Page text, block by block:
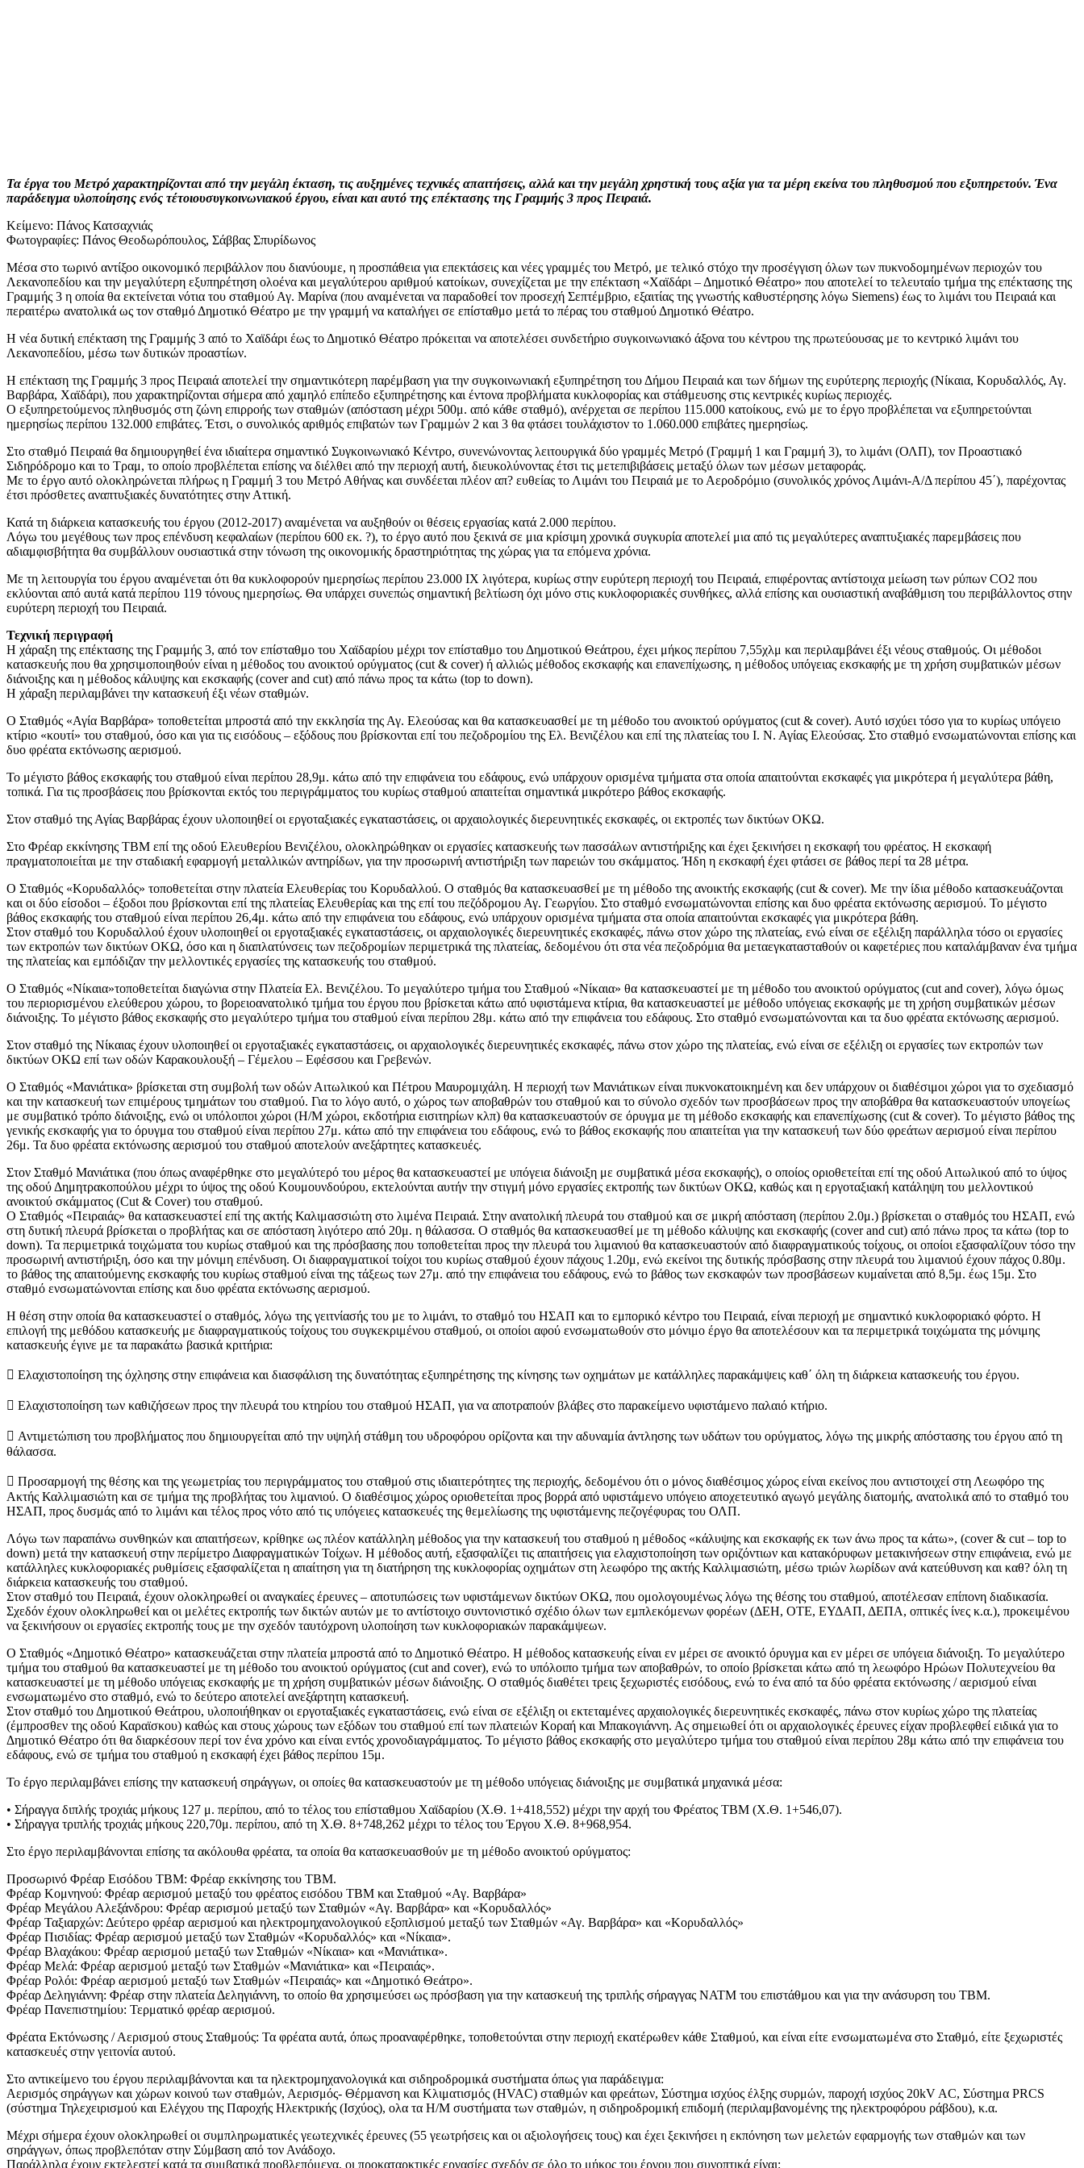
Τα έργα του Μετρό χαρακτηρίζονται από την μεγάλη έκταση, τις αυξημένες τεχνικές απαιτήσεις, αλλά και την μεγάλη χρηστική τους αξία για τα μέρη εκείνα του πληθυσμού που εξυπηρετούν. Ένα
παράδειγμα υλοποίησης ενός τέτοιουσυγκοινωνιακού έργου, είναι και αυτό της επέκτασης της Γραμμής 3 προς Πειραιά.
Κείμενο: Πάνος Κατσαχνιάς
Φωτογραφίες: Πάνος Θεοδωρόπουλος, Σάββας Σπυρίδωνος
Μέσα στο τωρινό αντίξοο οικονομικό περιβάλλον που διανύουμε, η προσπάθεια για επεκτάσεις και νέες γραμμές του Μετρό, με τελικό στόχο την προσέγγιση όλων των πυκνοδομημένων περιοχών του
Λεκανοπεδίου και την μεγαλύτερη εξυπηρέτηση ολοένα και μεγαλύτερου αριθμού κατοίκων, συνεχίζεται με την επέκταση «Χαϊδάρι – Δημοτικό Θέατρο» που αποτελεί το τελευταίο τμήμα της επέκτασης της
Γραμμής 3 η οποία θα εκτείνεται νότια του σταθμού Αγ. Μαρίνα (που αναμένεται να παραδοθεί τον προσεχή Σεπτέμβριο, εξαιτίας της γνωστής καθυστέρησης λόγω Siemens) έως το λιμάνι του Πειραιά και
περαιτέρω ανατολικά ως τον σταθμό Δημοτικό Θέατρο με την γραμμή να καταλήγει σε επίσταθμο μετά το πέρας του σταθμού Δημοτικό Θέατρο.
Η νέα δυτική επέκταση της Γραμμής 3 από το Χαϊδάρι έως το Δημοτικό Θέατρο πρόκειται να αποτελέσει συνδετήριο συγκοινωνιακό άξονα του κέντρου της πρωτεύουσας με το κεντρικό λιμάνι του
Λεκανοπεδίου, μέσω των δυτικών προαστίων.
Η επέκταση της Γραμμής 3 προς Πειραιά αποτελεί την σημαντικότερη παρέμβαση για την συγκοινωνιακή εξυπηρέτηση του Δήμου Πειραιά και των δήμων της ευρύτερης περιοχής (Νίκαια, Κορυδαλλός, Αγ.
Βαρβάρα, Χαϊδάρι), που χαρακτηρίζονται σήμερα από χαμηλό επίπεδο εξυπηρέτησης και έντονα προβλήματα κυκλοφορίας και στάθμευσης στις κεντρικές κυρίως περιοχές.
Ο εξυπηρετούμενος πληθυσμός στη ζώνη επιρροής των σταθμών (απόσταση μέχρι 500μ. από κάθε σταθμό), ανέρχεται σε περίπου 115.000 κατοίκους, ενώ με το έργο προβλέπεται να εξυπηρετούνται
ημερησίως περίπου 132.000 επιβάτες. Έτσι, ο συνολικός αριθμός επιβατών των Γραμμών 2 και 3 θα φτάσει τουλάχιστον το 1.060.000 επιβάτες ημερησίως.
Στο σταθμό Πειραιά θα δημιουργηθεί ένα ιδιαίτερα σημαντικό Συγκοινωνιακό Κέντρο, συνενώνοντας λειτουργικά δύο γραμμές Μετρό (Γραμμή 1 και Γραμμή 3), το λιμάνι (ΟΛΠ), τον Προαστιακό
Σιδηρόδρομο και το Τραμ, το οποίο προβλέπεται επίσης να διέλθει από την περιοχή αυτή, διευκολύνοντας έτσι τις μετεπιβιβάσεις μεταξύ όλων των μέσων μεταφοράς.
Με το έργο αυτό ολοκληρώνεται πλήρως η Γραμμή 3 του Μετρό Αθήνας και συνδέεται πλέον απ? ευθείας το Λιμάνι του Πειραιά με το Αεροδρόμιο (συνολικός χρόνος Λιμάνι-Α/Δ περίπου 45΄), παρέχοντας
έτσι πρόσθετες αναπτυξιακές δυνατότητες στην Αττική.
Κατά τη διάρκεια κατασκευής του έργου (2012-2017) αναμένεται να αυξηθούν οι θέσεις εργασίας κατά 2.000 περίπου.
Λόγω του μεγέθους των προς επένδυση κεφαλαίων (περίπου 600 εκ. ?), το έργο αυτό που ξεκινά σε μια κρίσιμη χρονικά συγκυρία αποτελεί μια από τις μεγαλύτερες αναπτυξιακές παρεμβάσεις που
αδιαμφισβήτητα θα συμβάλλουν ουσιαστικά στην τόνωση της οικονομικής δραστηριότητας της χώρας για τα επόμενα χρόνια.
Με τη λειτουργία του έργου αναμένεται ότι θα κυκλοφορούν ημερησίως περίπου 23.000 ΙΧ λιγότερα, κυρίως στην ευρύτερη περιοχή του Πειραιά, επιφέροντας αντίστοιχα μείωση των ρύπων CO2 που
εκλύονται από αυτά κατά περίπου 119 τόνους ημερησίως. Θα υπάρχει συνεπώς σημαντική βελτίωση όχι μόνο στις κυκλοφοριακές συνθήκες, αλλά επίσης και ουσιαστική αναβάθμιση του περιβάλλοντος στην
ευρύτερη περιοχή του Πειραιά.
Τεχνική περιγραφή
Η χάραξη της επέκτασης της Γραμμής 3, από τον επίσταθμο του Χαϊδαρίου μέχρι τον επίσταθμο του Δημοτικού Θεάτρου, έχει μήκος περίπου 7,55χλμ και περιλαμβάνει έξι νέους σταθμούς. Οι μέθοδοι
κατασκευής που θα χρησιμοποιηθούν είναι η μέθοδος τoυ ανοικτού ορύγματος (cut & cover) ή αλλιώς μέθοδος εκσκαφής και επανεπίχωσης, η μέθοδος υπόγειας εκσκαφής με τη χρήση συμβατικών μέσων
διάνοιξης και η μέθοδος κάλυψης και εκσκαφής (cover and cut) από πάνω προς τα κάτω (top to down).
Η χάραξη περιλαμβάνει την κατασκευή έξι νέων σταθμών.
Ο Σταθμός «Αγία Βαρβάρα» τοποθετείται μπροστά από την εκκλησία της Αγ. Ελεούσας και θα κατασκευασθεί με τη μέθοδο τoυ ανοικτού ορύγματος (cut & cover). Αυτό ισχύει τόσο για το κυρίως υπόγειο
κτίριο «κουτί» του σταθμού, όσο και για τις εισόδους – εξόδους που βρίσκονται επί του πεζοδρομίου της Ελ. Βενιζέλου και επί της πλατείας του Ι. Ν. Αγίας Ελεούσας. Στο σταθμό ενσωματώνονται επίσης και
δυο φρέατα εκτόνωσης αερισμού.
Το μέγιστο βάθος εκσκαφής του σταθμού είναι περίπου 28,9μ. κάτω από την επιφάνεια του εδάφους, ενώ υπάρχουν ορισμένα τμήματα στα οποία απαιτούνται εκσκαφές για μικρότερα ή μεγαλύτερα βάθη,
τοπικά. Για τις προσβάσεις που βρίσκονται εκτός του περιγράμματος του κυρίως σταθμού απαιτείται σημαντικά μικρότερο βάθος εκσκαφής.
Στον σταθμό της Αγίας Βαρβάρας έχουν υλοποιηθεί οι εργοταξιακές εγκαταστάσεις, οι αρχαιολογικές διερευνητικές εκσκαφές, οι εκτροπές των δικτύων ΟΚΩ.
Στο Φρέαρ εκκίνησης ΤΒΜ επί της οδού Ελευθερίου Βενιζέλου, ολοκληρώθηκαν οι εργασίες κατασκευής των πασσάλων αντιστήριξης και έχει ξεκινήσει η εκσκαφή του φρέατος. Η εκσκαφή
πραγματοποιείται με την σταδιακή εφαρμογή μεταλλικών αντηρίδων, για την προσωρινή αντιστήριξη των παρειών του σκάμματος. Ήδη η εκσκαφή έχει φτάσει σε βάθος περί τα 28 μέτρα.
Ο Σταθμός «Κορυδαλλός» τοποθετείται στην πλατεία Ελευθερίας του Κορυδαλλού. Ο σταθμός θα κατασκευασθεί με τη μέθοδο της ανοικτής εκσκαφής (cut & cover). Με την ίδια μέθοδο κατασκευάζονται
και οι δύο είσοδοι – έξοδοι που βρίσκονται επί της πλατείας Ελευθερίας και της επί του πεζόδρομου Αγ. Γεωργίου. Στο σταθμό ενσωματώνονται επίσης και δυο φρέατα εκτόνωσης αερισμού. Το μέγιστο
βάθος εκσκαφής του σταθμού είναι περίπου 26,4μ. κάτω από την επιφάνεια του εδάφους, ενώ υπάρχουν ορισμένα τμήματα στα οποία απαιτούνται εκσκαφές για μικρότερα βάθη.
Στον σταθμό του Κορυδαλλού έχουν υλοποιηθεί οι εργοταξιακές εγκαταστάσεις, οι αρχαιολογικές διερευνητικές εκσκαφές, πάνω στον χώρο της πλατείας, ενώ είναι σε εξέλιξη παράλληλα τόσο οι εργασίες
των εκτροπών των δικτύων ΟΚΩ, όσο και η διαπλατύνσεις των πεζοδρομίων περιμετρικά της πλατείας, δεδομένου ότι στα νέα πεζοδρόμια θα μεταεγκατασταθούν οι καφετέριες που καταλάμβαναν ένα τμήμα
της πλατείας και εμπόδιζαν την μελλοντικές εργασίες της κατασκευής του σταθμού.
Ο Σταθμός «Νίκαια»τοποθετείται διαγώνια στην Πλατεία Ελ. Βενιζέλου. Το μεγαλύτερο τμήμα του Σταθμού «Νίκαια» θα κατασκευαστεί με τη μέθοδο του ανοικτού ορύγματος (cut and cover), λόγω όμως
του περιορισμένου ελεύθερου χώρου, το βορειοανατολικό τμήμα του έργου που βρίσκεται κάτω από υφιστάμενα κτίρια, θα κατασκευαστεί με μέθοδο υπόγειας εκσκαφής με τη χρήση συμβατικών μέσων
διάνοιξης. Το μέγιστο βάθος εκσκαφής στο μεγαλύτερο τμήμα του σταθμού είναι περίπου 28μ. κάτω από την επιφάνεια του εδάφους. Στο σταθμό ενσωματώνονται και τα δυο φρέατα εκτόνωσης αερισμού.
Στον σταθμό της Νίκαιας έχουν υλοποιηθεί οι εργοταξιακές εγκαταστάσεις, οι αρχαιολογικές διερευνητικές εκσκαφές, πάνω στον χώρο της πλατείας, ενώ είναι σε εξέλιξη οι εργασίες των εκτροπών των
δικτύων ΟΚΩ επί των οδών Καρακουλουξή – Γέμελου – Εφέσσου και Γρεβενών.
Ο Σταθμός «Μανιάτικα» βρίσκεται στη συμβολή των οδών Αιτωλικού και Πέτρου Μαυρομιχάλη. Η περιοχή των Μανιάτικων είναι πυκνοκατοικημένη και δεν υπάρχουν οι διαθέσιμοι χώροι για το σχεδιασμό
και την κατασκευή των επιμέρους τμημάτων του σταθμού. Για το λόγο αυτό, ο χώρος των αποβαθρών του σταθμού και το σύνολο σχεδόν των προσβάσεων προς την αποβάθρα θα κατασκευαστούν υπογείως
με συμβατικό τρόπο διάνοιξης, ενώ οι υπόλοιποι χώροι (Η/Μ χώροι, εκδοτήρια εισιτηρίων κλπ) θα κατασκευαστούν σε όρυγμα με τη μέθοδο εκσκαφής και επανεπίχωσης (cut & cover). Το μέγιστο βάθος της
γενικής εκσκαφής για το όρυγμα του σταθμού είναι περίπου 27μ. κάτω από την επιφάνεια του εδάφους, ενώ το βάθος εκσκαφής που απαιτείται για την κατασκευή των δύο φρεάτων αερισμού είναι περίπου
26μ. Τα δυο φρέατα εκτόνωσης αερισμού του σταθμού αποτελούν ανεξάρτητες κατασκευές.
Στον Σταθμό Μανιάτικα (που όπως αναφέρθηκε στο μεγαλύτερό του μέρος θα κατασκευαστεί με υπόγεια διάνοιξη με συμβατικά μέσα εκσκαφής), ο οποίος οριοθετείται επί της οδού Αιτωλικού από το ύψος
της οδού Δημητρακοπούλου μέχρι το ύψος της οδού Κουμουνδούρου, εκτελούνται αυτήν την στιγμή μόνο εργασίες εκτροπής των δικτύων ΟΚΩ, καθώς και η εργοταξιακή κατάληψη του μελλοντικού
ανοικτού σκάμματος (Cut & Cover) του σταθμού.
Ο Σταθμός «Πειραιάς» θα κατασκευαστεί επί της ακτής Καλιμασσιώτη στο λιμένα Πειραιά. Στην ανατολική πλευρά του σταθμού και σε μικρή απόσταση (περίπου 2.0μ.) βρίσκεται ο σταθμός του ΗΣΑΠ, ενώ
στη δυτική πλευρά βρίσκεται ο προβλήτας και σε απόσταση λιγότερο από 20μ. η θάλασσα. Ο σταθμός θα κατασκευασθεί με τη μέθοδο κάλυψης και εκσκαφής (cover and cut) από πάνω προς τα κάτω (top to
down). Τα περιμετρικά τοιχώματα του κυρίως σταθμού και της πρόσβασης που τοποθετείται προς την πλευρά του λιμανιού θα κατασκευαστούν από διαφραγματικούς τοίχους, οι οποίοι εξασφαλίζουν τόσο την
προσωρινή αντιστήριξη, όσο και την μόνιμη επένδυση. Οι διαφραγματικοί τοίχοι του κυρίως σταθμού έχουν πάχους 1.20μ, ενώ εκείνοι της δυτικής πρόσβασης στην πλευρά του λιμανιού έχουν πάχος 0.80μ.
το βάθος της απαιτούμενης εκσκαφής του κυρίως σταθμού είναι της τάξεως των 27μ. από την επιφάνεια του εδάφους, ενώ το βάθος των εκσκαφών των προσβάσεων κυμαίνεται από 8,5μ. έως 15μ. Στο
σταθμό ενσωματώνονται επίσης και δυο φρέατα εκτόνωσης αερισμού.
Η θέση στην οποία θα κατασκευαστεί ο σταθμός, λόγω της γειτνίασής του με το λιμάνι, το σταθμό του ΗΣΑΠ και το εμπορικό κέντρο του Πειραιά, είναι περιοχή με σημαντικό κυκλοφοριακό φόρτο. Η
επιλογή της μεθόδου κατασκευής με διαφραγματικούς τοίχους του συγκεκριμένου σταθμού, οι οποίοι αφού ενσωματωθούν στο μόνιμο έργο θα αποτελέσουν και τα περιμετρικά τοιχώματα της μόνιμης
κατασκευής έγινε με τα παρακάτω βασικά κριτήρια:
 Eλαχιστοποίηση της όχλησης στην επιφάνεια και διασφάλιση της δυνατότητας εξυπηρέτησης της κίνησης των οχημάτων με κατάλληλες παρακάμψεις καθ΄ όλη τη διάρκεια κατασκευής του έργου.
 Eλαχιστοποίηση των καθιζήσεων προς την πλευρά του κτηρίου του σταθμού ΗΣΑΠ, για να αποτραπούν βλάβες στο παρακείμενο υφιστάμενο παλαιό κτήριο.
 Αντιμετώπιση του προβλήματος που δημιουργείται από την υψηλή στάθμη του υδροφόρου ορίζοντα και την αδυναμία άντλησης των υδάτων του ορύγματος, λόγω της μικρής απόστασης του έργου από τη
θάλασσα.
 Προσαρμογή της θέσης και της γεωμετρίας του περιγράμματος του σταθμού στις ιδιαιτερότητες της περιοχής, δεδομένου ότι ο μόνος διαθέσιμος χώρος είναι εκείνος που αντιστοιχεί στη Λεωφόρο της
Ακτής Καλλιμασιώτη και σε τμήμα της προβλήτας του λιμανιού. Ο διαθέσιμος χώρος οριοθετείται προς βορρά από υφιστάμενο υπόγειο αποχετευτικό αγωγό μεγάλης διατομής, ανατολικά από το σταθμό του
ΗΣΑΠ, προς δυσμάς από το λιμάνι και τέλος προς νότο από τις υπόγειες κατασκευές της θεμελίωσης της υφιστάμενης πεζογέφυρας του ΟΛΠ.
Λόγω των παραπάνω συνθηκών και απαιτήσεων, κρίθηκε ως πλέον κατάλληλη μέθοδος για την κατασκευή του σταθμού η μέθοδος «κάλυψης και εκσκαφής εκ των άνω προς τα κάτω», (cover & cut – top to
down) μετά την κατασκευή στην περίμετρο Διαφραγματικών Τοίχων. Η μέθοδος αυτή, εξασφαλίζει τις απαιτήσεις για ελαχιστοποίηση των οριζόντιων και κατακόρυφων μετακινήσεων στην επιφάνεια, ενώ με
κατάλληλες κυκλοφοριακές ρυθμίσεις εξασφαλίζεται η απαίτηση για τη διατήρηση της κυκλοφορίας οχημάτων στη λεωφόρο της ακτής Καλλιμασιώτη, μέσω τριών λωρίδων ανά κατεύθυνση και καθ? όλη τη
διάρκεια κατασκευής του σταθμού.
Στον σταθμό του Πειραιά, έχουν ολοκληρωθεί οι αναγκαίες έρευνες – αποτυπώσεις των υφιστάμενων δικτύων ΟΚΩ, που ομολογουμένως λόγω της θέσης του σταθμού, αποτέλεσαν επίπονη διαδικασία.
Σχεδόν έχουν ολοκληρωθεί και οι μελέτες εκτροπής των δικτών αυτών με το αντίστοιχο συντονιστικό σχέδιο όλων των εμπλεκόμενων φορέων (ΔΕΗ, ΟΤΕ, ΕΥΔΑΠ, ΔΕΠΑ, οπτικές ίνες κ.α.), προκειμένου
να ξεκινήσουν οι εργασίες εκτροπής τους με την σχεδόν ταυτόχρονη υλοποίηση των κυκλοφοριακών παρακάμψεων.
Ο Σταθμός «Δημοτικό Θέατρο» κατασκευάζεται στην πλατεία μπροστά από το Δημοτικό Θέατρο. Η μέθοδος κατασκευής είναι εν μέρει σε ανοικτό όρυγμα και εν μέρει σε υπόγεια διάνοιξη. Το μεγαλύτερο
τμήμα του σταθμού θα κατασκευαστεί με τη μέθοδο του ανοικτού ορύγματος (cut and cover), ενώ το υπόλοιπο τμήμα των αποβαθρών, το οποίο βρίσκεται κάτω από τη λεωφόρο Ηρώων Πολυτεχνείου θα
κατασκευαστεί με τη μέθοδο υπόγειας εκσκαφής με τη χρήση συμβατικών μέσων διάνοιξης. Ο σταθμός διαθέτει τρεις ξεχωριστές εισόδους, ενώ το ένα από τα δύο φρέατα εκτόνωσης / αερισμού είναι
ενσωματωμένο στο σταθμό, ενώ το δεύτερο αποτελεί ανεξάρτητη κατασκευή.
Στον σταθμό του Δημοτικού Θεάτρου, υλοποιήθηκαν οι εργοταξιακές εγκαταστάσεις, ενώ είναι σε εξέλιξη οι εκτεταμένες αρχαιολογικές διερευνητικές εκσκαφές, πάνω στον κυρίως χώρο της πλατείας
(έμπροσθεν της οδού Καραϊσκου) καθώς και στους χώρους των εξόδων του σταθμού επί των πλατειών Κοραή και Μπακογιάννη. Ας σημειωθεί ότι οι αρχαιολογικές έρευνες είχαν προβλεφθεί ειδικά για το
Δημοτικό Θέατρο ότι θα διαρκέσουν περί τον ένα χρόνο και είναι εντός χρονοδιαγράμματος. Το μέγιστο βάθος εκσκαφής στο μεγαλύτερο τμήμα του σταθμού είναι περίπου 28μ κάτω από την επιφάνεια του
εδάφους, ενώ σε τμήμα του σταθμού η εκσκαφή έχει βάθος περίπου 15μ.
Το έργο περιλαμβάνει επίσης την κατασκευή σηράγγων, οι οποίες θα κατασκευαστούν με τη μέθοδο υπόγειας διάνοιξης με συμβατικά μηχανικά μέσα:
• Σήραγγα διπλής τροχιάς μήκους 127 μ. περίπου, από το τέλος του επίσταθμου Χαϊδαρίου (Χ.Θ. 1+418,552) μέχρι την αρχή του Φρέατος ΤΒΜ (Χ.Θ. 1+546,07).
• Σήραγγα τριπλής τροχιάς μήκους 220,70μ. περίπου, από τη Χ.Θ. 8+748,262 μέχρι το τέλος του Έργου Χ.Θ. 8+968,954.
Στο έργο περιλαμβάνονται επίσης τα ακόλουθα φρέατα, τα οποία θα κατασκευασθούν με τη μέθοδο ανοικτού ορύγματος:
Προσωρινό Φρέαρ Εισόδου ΤΒΜ: Φρέαρ εκκίνησης του TBM.
Φρέαρ Κομνηνού: Φρέαρ αερισμού μεταξύ του φρέατος εισόδου ΤΒΜ και Σταθμού «Αγ. Βαρβάρα»
Φρέαρ Μεγάλου Αλεξάνδρου: Φρέαρ αερισμού μεταξύ των Σταθμών «Αγ. Βαρβάρα» και «Κορυδαλλός»
Φρέαρ Ταξιαρχών: Δεύτερο φρέαρ αερισμού και ηλεκτρομηχανολογικού εξοπλισμού μεταξύ των Σταθμών «Αγ. Βαρβάρα» και «Κορυδαλλός»
Φρέαρ Πισιδίας: Φρέαρ αερισμού μεταξύ των Σταθμών «Κορυδαλλός» και «Νίκαια».
Φρέαρ Βλαχάκου: Φρέαρ αερισμού μεταξύ των Σταθμών «Νίκαια» και «Μανιάτικα».
Φρέαρ Μελά: Φρέαρ αερισμού μεταξύ των Σταθμών «Μανιάτικα» και «Πειραιάς».
Φρέαρ Ρολόι: Φρέαρ αερισμού μεταξύ των Σταθμών «Πειραιάς» και «Δημοτικό Θεάτρο».
Φρέαρ Δεληγιάννη: Φρέαρ στην πλατεία Δεληγιάννη, το οποίο θα χρησιμεύσει ως πρόσβαση για την κατασκευή της τριπλής σήραγγας NATM του επιστάθμου και για την ανάσυρση του ΤΒΜ.
Φρέαρ Πανεπιστημίου: Τερματικό φρέαρ αερισμού.
Φρέατα Εκτόνωσης / Αερισμού στους Σταθμούς: Τα φρέατα αυτά, όπως προαναφέρθηκε, τοποθετούνται στην περιοχή εκατέρωθεν κάθε Σταθμού, και είναι είτε ενσωματωμένα στο Σταθμό, είτε ξεχωριστές
κατασκευές στην γειτονία αυτού.
Στο αντικείμενο του έργου περιλαμβάνονται και τα ηλεκτρομηχανολογικά και σιδηροδρομικά συστήματα όπως για παράδειγμα:
Αερισμός σηράγγων και χώρων κοινού των σταθμών, Αερισμός- Θέρμανση και Κλιματισμός (HVAC) σταθμών και φρεάτων, Σύστημα ισχύος έλξης συρμών, παροχή ισχύος 20kV AC, Σύστημα PRCS
(σύστημα Τηλεχειρισμού και Ελέγχου της Παροχής Ηλεκτρικής (Ισχύος), ολα τα Η/Μ συστήματα των σταθμών, η σιδηροδρομική επιδομή (περιλαμβανομένης της ηλεκτροφόρου ράβδου), κ.α.
Μέχρι σήμερα έχουν ολοκληρωθεί οι συμπληρωματικές γεωτεχνικές έρευνες (55 γεωτρήσεις και οι αξιολογήσεις τους) και έχει ξεκινήσει η εκπόνηση των μελετών εφαρμογής των σταθμών και των
σηράγγων, όπως προβλεπόταν στην Σύμβαση από τον Ανάδοχο.
Παράλληλα έχουν εκτελεστεί κατά τα συμβατικά προβλεπόμενα, οι προκαταρκτικές εργασίες σχεδόν σε όλο το μήκος του έργου που συνοπτικά είναι: